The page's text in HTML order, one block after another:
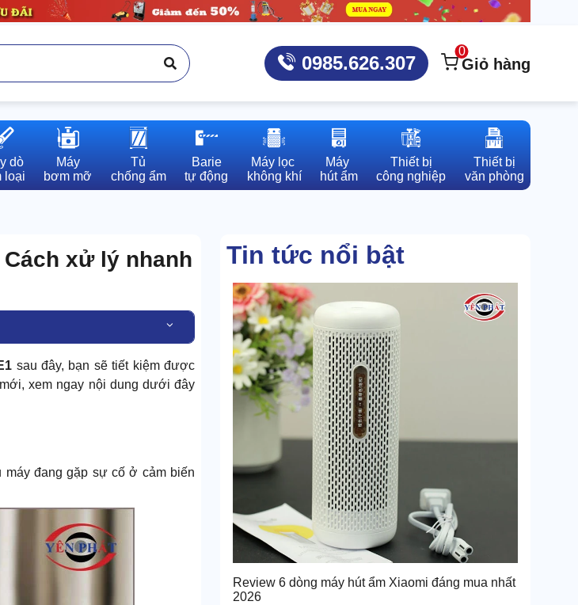
0985.626.307
0
Giỏ hàng
dò
loại
Máy
bơm mỡ
Tủ
chống ẩm
Barie
tự động
Máy lọc
không khí
Máy
hút ẩm
Thiết bị
công nghiệp
Thiết bị
văn phòng
xử lý nhanh
sau đây, bạn sẽ tiết kiệm được
xem ngay nội dung dưới đây
máy đang gặp sự cố ở cảm biến
Tin tức nổi bật
Review 6 dòng máy hút ẩm Xiaomi đáng mua nhất
2026